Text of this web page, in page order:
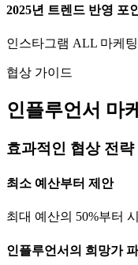
2025년 트렌드 반영 포
인스타그램 ALL 마케
협상 가이드
인플루언서 마
효과적인 협상 전략
최소 예산부터 제안
최대 예산의 50%부터
인플루언서의 희망가